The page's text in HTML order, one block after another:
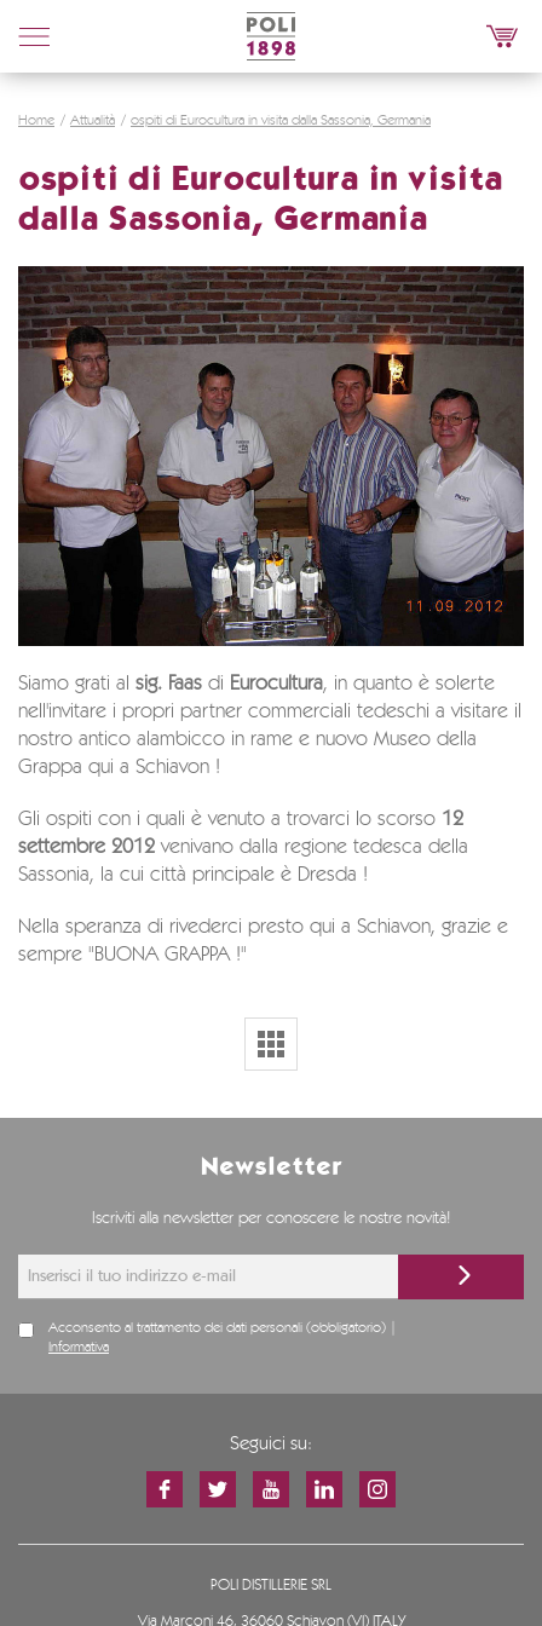
Poli
Distillerie
Home Attualità ospiti di Eurocultura in visita dalla Sassonia, Germania
ospiti di Eurocultura in visita
dalla Sassonia, Germania
Siamo grati al sig. Faas di Eurocultura, in quanto è solerte
nell'invitare i propri partner commerciali tedeschi a visitare il
nostro antico alambicco in rame e nuovo Museo della
Grappa qui a Schiavon !
Gli ospiti con i quali è venuto a trovarci lo scorso 12
settembre 2012 venivano dalla regione tedesca della
Sassonia, la cui città principale è Dresda !
Nella speranza di rivederci presto qui a Schiavon, grazie e
sempre "BUONA GRAPPA !"
Newsletter
Iscriviti alla newsletter per conoscere le nostre novità!
Acconsento al trattamento dei dati personali (obbligatorio) |
Informativa
Seguici su:
POLI DISTILLERIE SRL
Via Marconi 46, 36060 Schiavon (VI) ITALY